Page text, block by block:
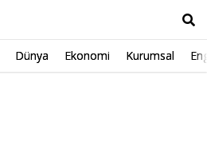
Dünya Ekonomi Kurumsal